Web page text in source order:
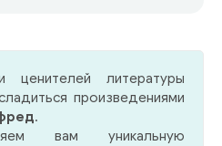
атмосферу страха,
усомниться в том, что
ценителей литературы
произведениями
.
вам уникальную